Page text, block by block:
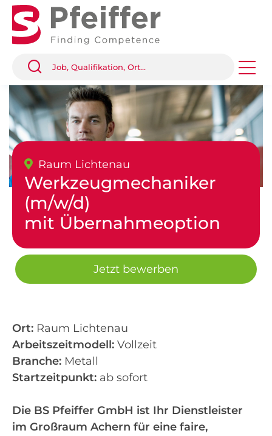
Raum Lichtenau
Werkzeugmechaniker
(m/w/d)
mit Übernahmeoption
Jetzt bewerben
Ort: Raum Lichtenau
Arbeitszeitmodell: Vollzeit
Branche: Metall
Startzeitpunkt: ab sofort
Die BS Pfeiffer GmbH ist Ihr Dienstleister
im Großraum Achern für eine faire,